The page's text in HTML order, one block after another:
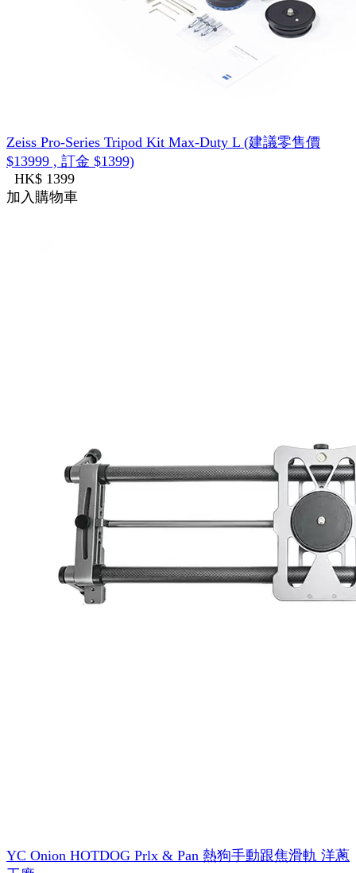
Zeiss Pro-Series Tripod Kit Max-Duty L (建議零售價
$13999 , 訂金 $1399)
HK$ 1399
加入購物車
YC Onion HOTDOG Prlx & Pan 熱狗手動跟焦滑軌 洋蔥